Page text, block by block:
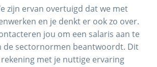
zijn ervan overtuigd dat we met
en je denkt er ook zo over.
jou om een salaris aan te
de sectornormen beantwoordt. Dit
met je nuttige ervaring